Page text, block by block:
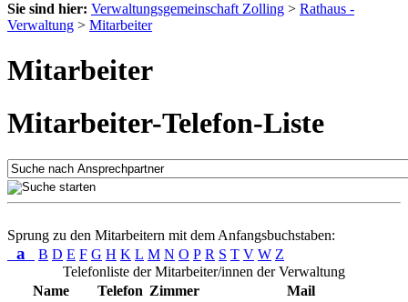
Sie sind hier: Verwaltungsgemeinschaft Zolling > Rathaus -
Verwaltung > Mitarbeiter
Mitarbeiter
Mitarbeiter-Telefon-Liste
Sprung zu den Mitarbeitern mit dem Anfangsbuchstaben:
a B D E F G H K L M N O P R S T V W Z
Telefonliste der Mitarbeiter/innen der Verwaltung
Name
Telefon Zimmer
Mail